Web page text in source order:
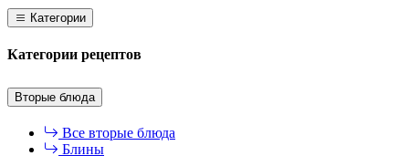
Категории
Категории рецептов
Вторые блюда
Все вторые блюда
Блины